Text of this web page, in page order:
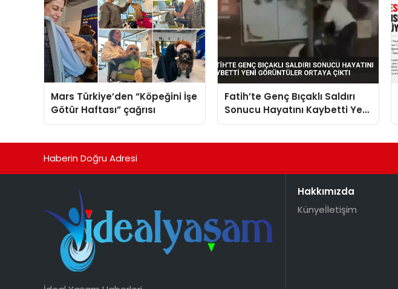
Mars Türkiye’den “Köpeğini İşe
Götür Haftası” çağrısı
Fatih’te Genç Bıçaklı Saldırı
Sonucu Hayatını Kaybetti Yeni
Görüntüler Ortaya Çıktı
Haberin Doğru Adresi
Hakkımızda
Künyeİletişim